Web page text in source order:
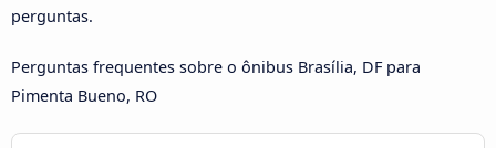
perguntas.
Perguntas frequentes sobre o ônibus Brasília, DF para
Pimenta Bueno, RO